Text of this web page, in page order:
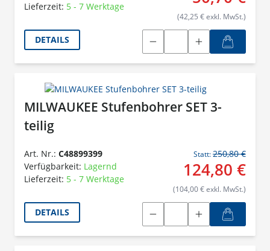
Lieferzeit: 5 - 7 Werktage
(42,25 € exkl. MwSt.)
DETAILS
MILWAUKEE Stufenbohrer SET 3-
teilig
Art. Nr.: C48899399
Verfügbarkeit: Lagernd
Lieferzeit: 5 - 7 Werktage
Statt:250,80 €
124,80 €
(104,00 € exkl. MwSt.)
DETAILS